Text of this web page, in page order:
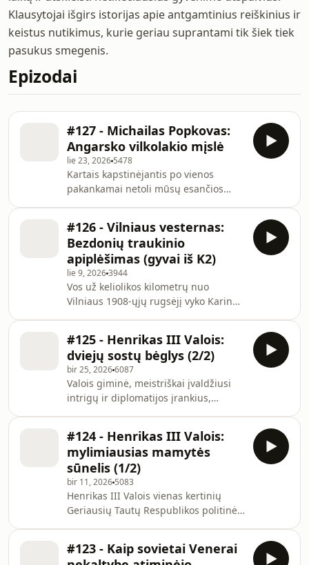
Klausytojai išgirs istorijas apie antgamtinius reiškinius ir
keistus nutikimus, kurie geriau suprantami tik šiek tiek
pasukus smegenis.
Epizodai
#127 - Michailas Popkovas:
Angarsko vilkolakio mįslė
lie 23, 2026 5478
Kartais kapstinėjantis po vienos
pakankamai netoli mūsų esančios
tiesų yra tik iliuzija. Prieš nerdami į
vasaros pertraukėlę, paliekame jus su
dar viena true crime istorija. Ji,
nepaisant savo svorio, susilaukia
stebėtinai mažai dėmesio
populiariojoje sąmonėje. Michailo
Popkovo, o tuo pačiu, turbūt, ir jo
miesto istorija
#126 - Vilniaus vesternas:
Bezdonių traukinio
apiplėšimas (gyvai iš K2)
lie 9, 20263944
Vos už keliolikos kilometrų nuo
Vilniaus 1908-ųjų rugsėjį vyko Karinės
trūkstant lėšų lenkai griebėsi jau
keliskart išbandytos taktikos -
apiplėšti rusų imperijos turtų
prikimštą traukinį. Tokio kalibro
nusikaltimas reikalauja kruopštaus
pasirengimo, tačiau kaip istorija
kovotojams jau buvo įrodžiusi - kartais
nuo netikėtų likimo po
#125 - Henrikas III Valois:
dviejų sostų bėglys (2/2)
bir 25, 20266087
Valois giminė, meistriškai įvaldžiusi
intrigų ir diplomatijos įrankius,
per gerai. Sužavėti Lenkijos ir Lietuvos
bajorai negalėjo atsispirti žavingiems
pasiuntiniams ir jų įtkiniamiems
argumentams. Nors mylimiausias
Kotrynos di Medici sūnus kitaip
įsivaizdavo savo ateitį, iš naujos
darbovietės jis išspaudė kiek tik
galėjo. Henrikas
#124 - Henrikas III Valois:
mylimiausias mamytės
sūnelis (1/2)
bir 11, 2026 5083
Henrikas III Valois vienas kertinių
Geriausių Tautų Respublikos politinės
ne pats pirmas, tačiau motinos širdyje
#123 - Kaip sovietai Venerai